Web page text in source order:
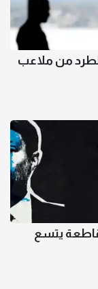
من ملاعب
يتسع